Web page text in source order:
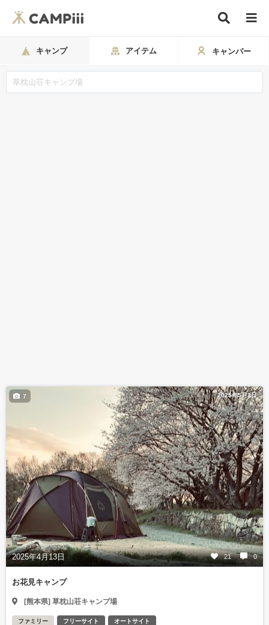
キャンプ アイテム キャンパー
2025年5月3日
2025年4月13日 21 0
7
お花見キャンプ
[熊本県] 草枕山荘キャンプ場
ファミリー フリーサイト オートサイト